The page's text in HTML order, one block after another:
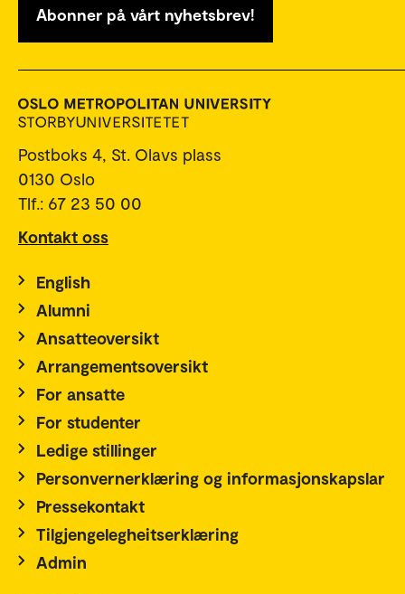
Abonner på vårt nyhetsbrev!
Postboks 4, St. Olavs plass
0130 Oslo
Tlf.: 67 23 50 00
Kontakt oss
English
Alumni
Ansatteoversikt
Arrangementsoversikt
For ansatte
For studenter
Ledige stillinger
Personvernerklæring og informasjonskapslar
Pressekontakt
Tilgjengelegheitserklæring
Admin